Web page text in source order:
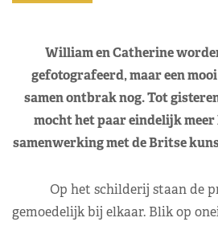
William en Catherine
gefotografeerd, maar een
samen ontbrak nog. Tot
mocht het paar eindelijk
samenwerking met de Britse
Op het schilderij staan de
gemoedelijk bij elkaar. Blik op